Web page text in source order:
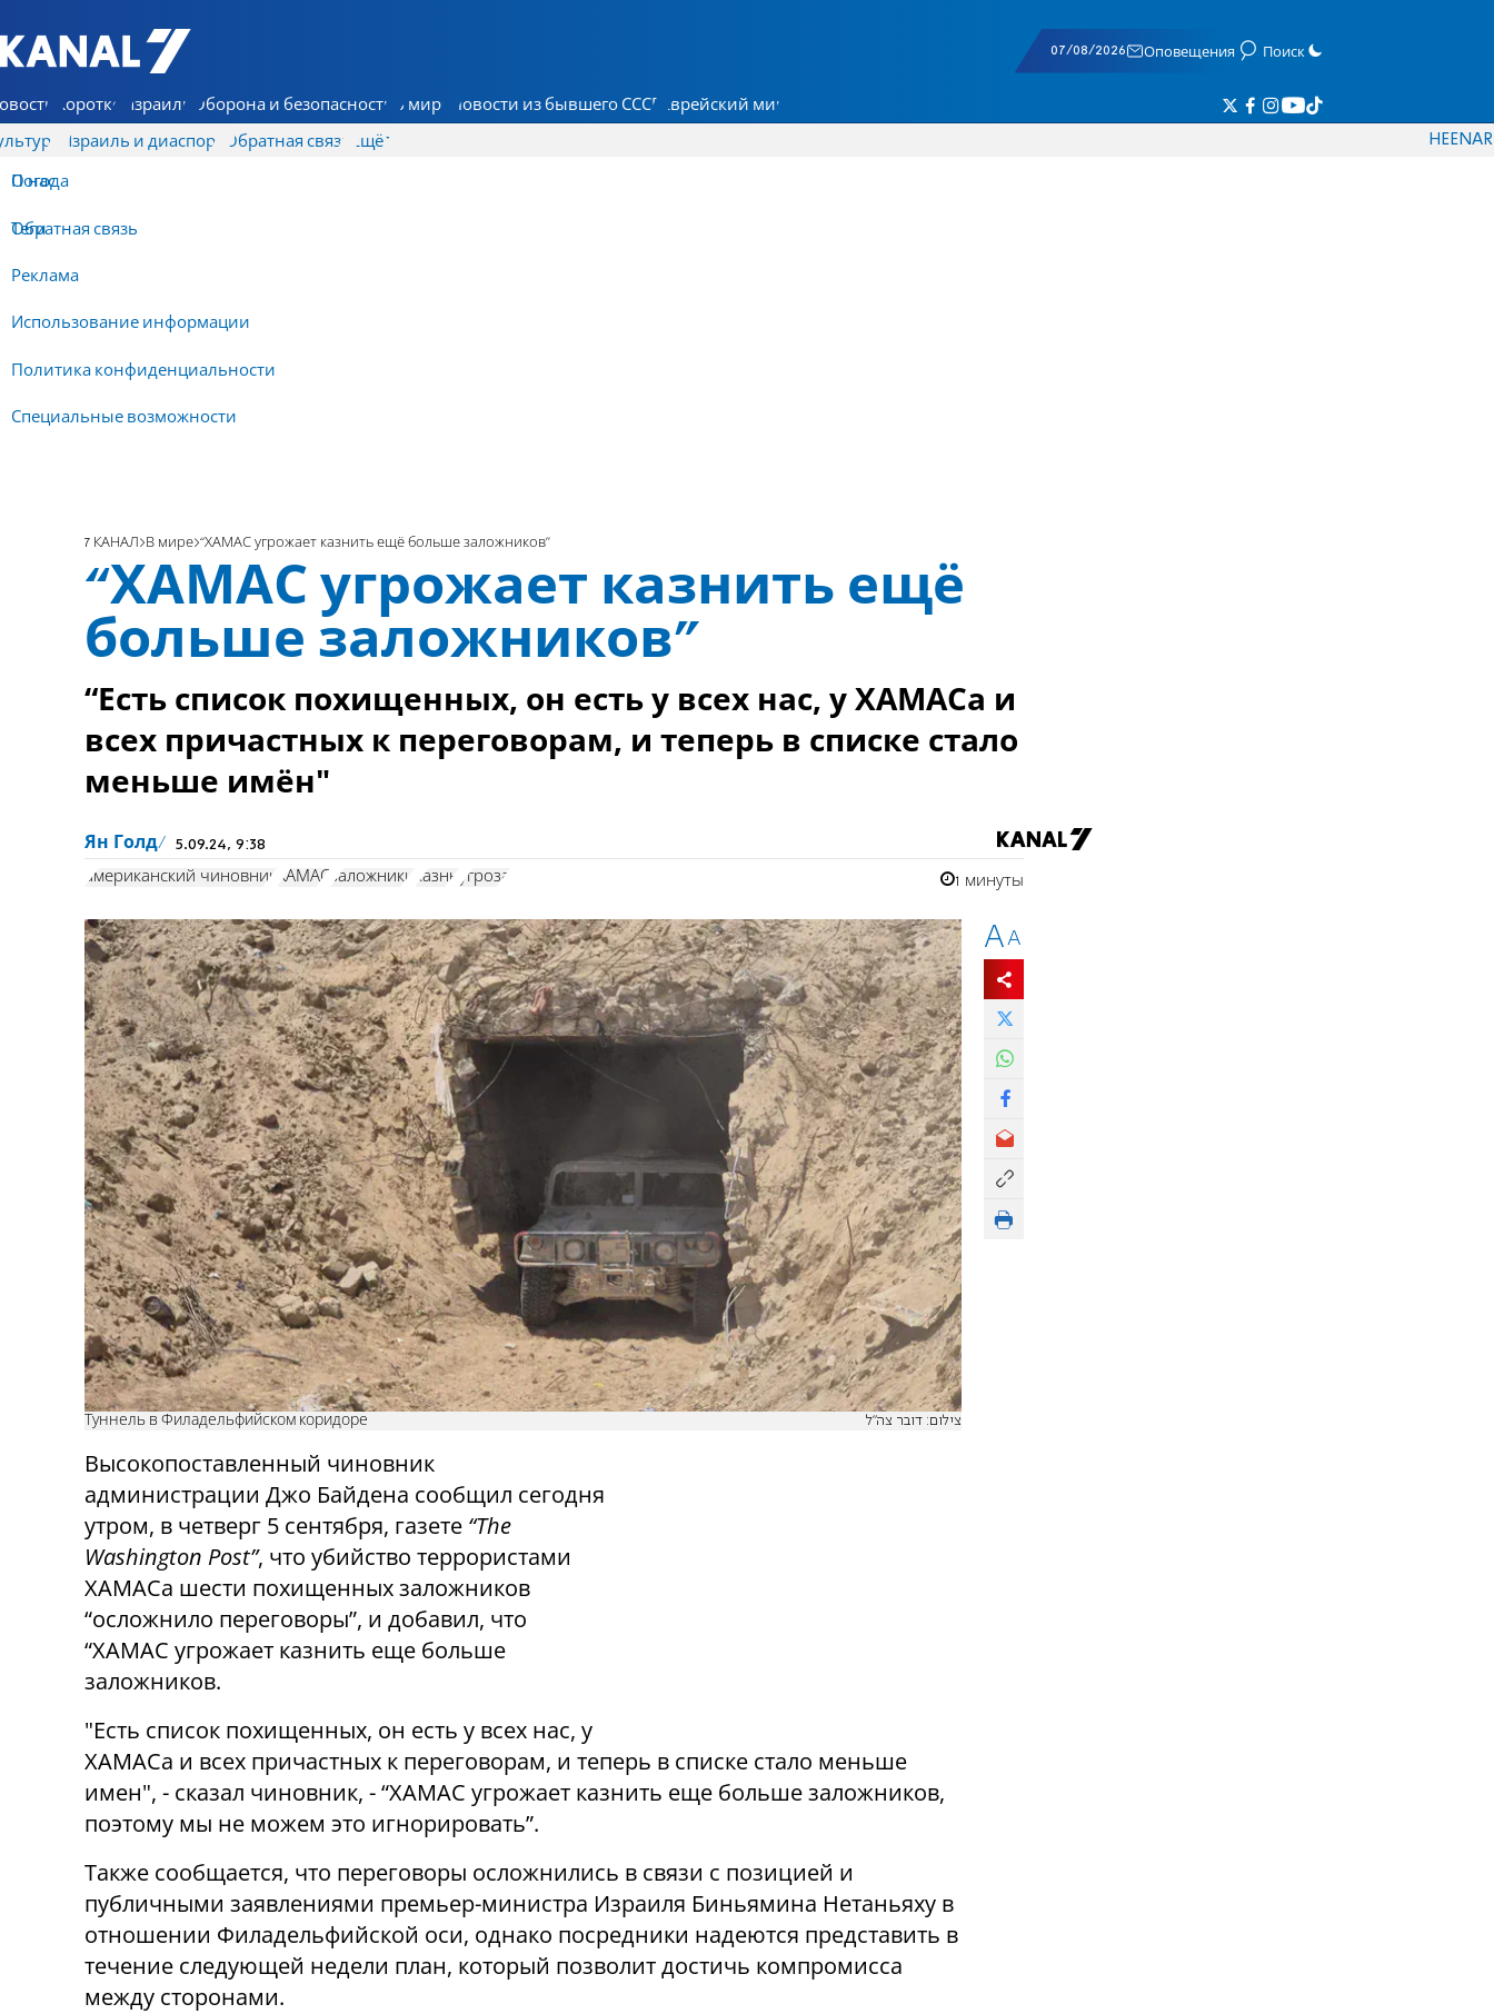
7 КАНАЛ - Аруц Шева
07/08/2026 Оповещения Поиск
Коротко Израиль Оборона и безопасность В мире Новости из бывшего СССР Еврейский мир
Израиль и диаспора Обратная связь
О нас
Обратная связь
Реклама
Использование информации
Политика конфиденциальности
Специальные возможности
Ещё
Погода
Теги
HEENAR
7 КАНАЛ В мире “ХАМАС угрожает казнить ещё больше заложников”
“ХАМАС угрожает казнить ещё
больше заложников”
“Есть список похищенных, он есть у всех нас, у ХАМАСа и
всех причастных к переговорам, и теперь в списке стало
меньше имён"
Ян Голд 5.09.24, 9:38
американский чиновник ХАМАС заложники казнь угроза 1 минуты
Туннель в Филадельфийском коридоре צילום: דובר צה"ל
Высокопоставленный чиновник
администрации Джо Байдена сообщил сегодня
утром, в четверг 5 сентября, газете “The
Washington Post”, что убийство террористами
ХАМАСа шести похищенных заложников
“осложнило переговоры”, и добавил, что
“ХАМАС угрожает казнить еще больше
заложников.
"Есть список похищенных, он есть у всех нас, у
ХАМАСа и всех причастных к переговорам, и теперь в списке стало меньше
имен", - сказал чиновник, - “ХАМАС угрожает казнить еще больше заложников,
поэтому мы не можем это игнорировать”.
Также сообщается, что переговоры осложнились в связи с позицией и
публичными заявлениями премьер-министра Израиля Биньямина Нетаньяху в
отношении Филадельфийской оси, однако посредники надеются представить в
течение следующей недели план, который позволит достичь компромисса
между сторонами.
AA